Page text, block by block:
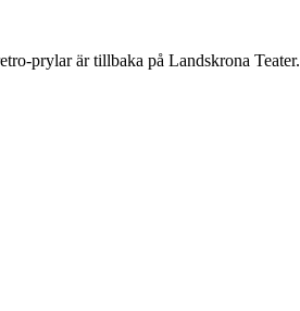
prylar är tillbaka på Landskrona Teater.